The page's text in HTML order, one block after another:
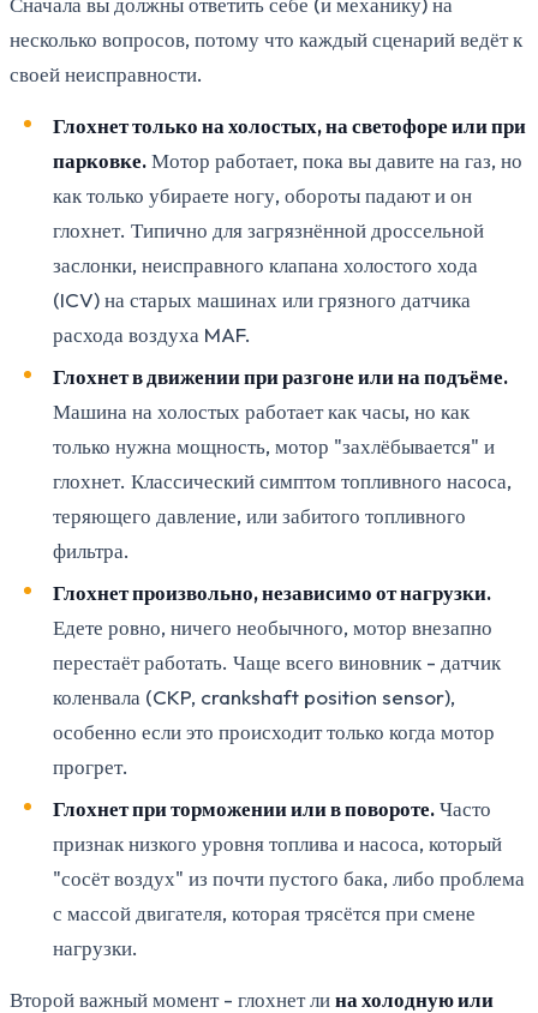
несколько вопросов, потому что каждый сценарий ведёт к
своей неисправности.
Глохнет только на холостых, на светофоре или при
парковке.Мотор работает, пока вы давите на газ, но
как только убираете ногу, обороты падают и он
глохнет. Типично для загрязнённой дроссельной
заслонки, неисправного клапана холостого хода
(ICV) на старых машинах или грязного датчика
расхода воздуха MAF.
Глохнет в движении при разгоне или на подъёме.
Машина на холостых работает как часы, но как
только нужна мощность, мотор "захлёбывается" и
глохнет. Классический симптом топливного насоса,
теряющего давление, или забитого топливного
фильтра.
Глохнет произвольно, независимо от нагрузки.
Едете ровно, ничего необычного, мотор внезапно
перестаёт работать. Чаще всего виновник - датчик
коленвала (CKP, crankshaft position sensor),
особенно если это происходит только когда мотор
прогрет.
Глохнет при торможении или в повороте.Часто
признак низкого уровня топлива и насоса, который
"сосёт воздух" из почти пустого бака, либо проблема
с массой двигателя, которая трясётся при смене
нагрузки.
Второй важный момент - глохнет лина холодную или